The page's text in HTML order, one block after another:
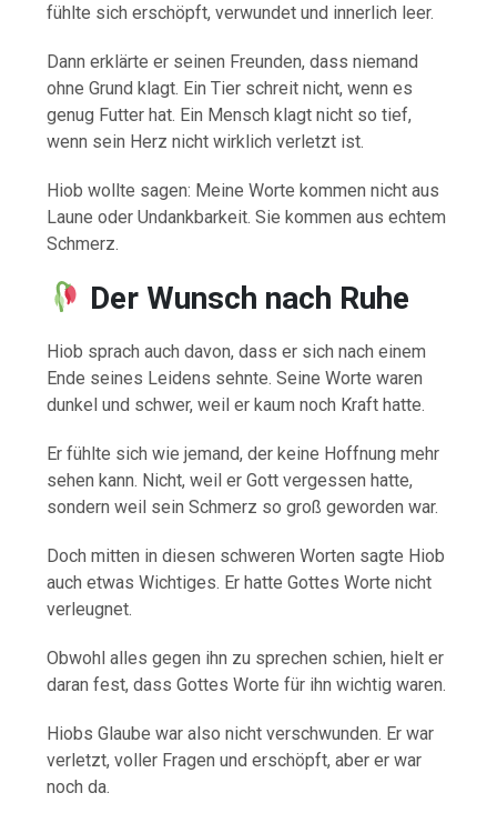
fühlte sich erschöpft, verwundet und innerlich leer.
Dann erklärte er seinen Freunden, dass niemand
ohne Grund klagt. Ein Tier schreit nicht, wenn es
genug Futter hat. Ein Mensch klagt nicht so tief,
wenn sein Herz nicht wirklich verletzt ist.
Hiob wollte sagen: Meine Worte kommen nicht aus
Laune oder Undankbarkeit. Sie kommen aus echtem
Schmerz.
Der Wunsch nach Ruhe
Hiob sprach auch davon, dass er sich nach einem
Ende seines Leidens sehnte. Seine Worte waren
dunkel und schwer, weil er kaum noch Kraft hatte.
Er fühlte sich wie jemand, der keine Hoffnung mehr
sehen kann. Nicht, weil er Gott vergessen hatte,
sondern weil sein Schmerz so groß geworden war.
Doch mitten in diesen schweren Worten sagte Hiob
auch etwas Wichtiges. Er hatte Gottes Worte nicht
verleugnet.
Obwohl alles gegen ihn zu sprechen schien, hielt er
daran fest, dass Gottes Worte für ihn wichtig waren.
Hiobs Glaube war also nicht verschwunden. Er war
verletzt, voller Fragen und erschöpft, aber er war
noch da.